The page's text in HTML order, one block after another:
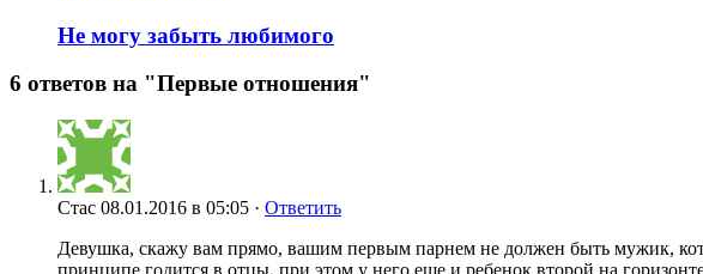
Не могу забыть любимого
6 ответов на "Первые отношения"
Стас 08.01.2016 в 05:05 · Ответить
Девушка, скажу вам прямо, вашим первым парнем не должен быть мужик,
принципе годится в отцы, при этом у него еще и ребенок второй на